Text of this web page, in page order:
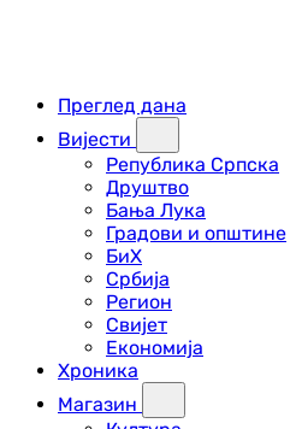
Преглед дана
Вијести
Република Српска
Друштво
Бања Лука
Градови и општине
БиХ
Србија
Регион
Свијет
Економија
Хроника
Магазин